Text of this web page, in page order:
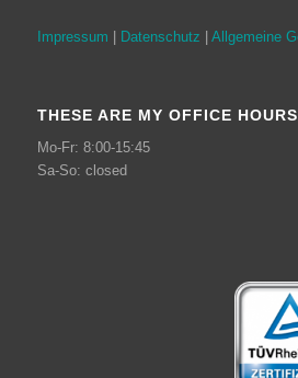
Impressum Datenschutz Allgemeine
THESE ARE MY OFFICE HOURS
Mo-Fr: 8:00-15:45
Sa-So: closed